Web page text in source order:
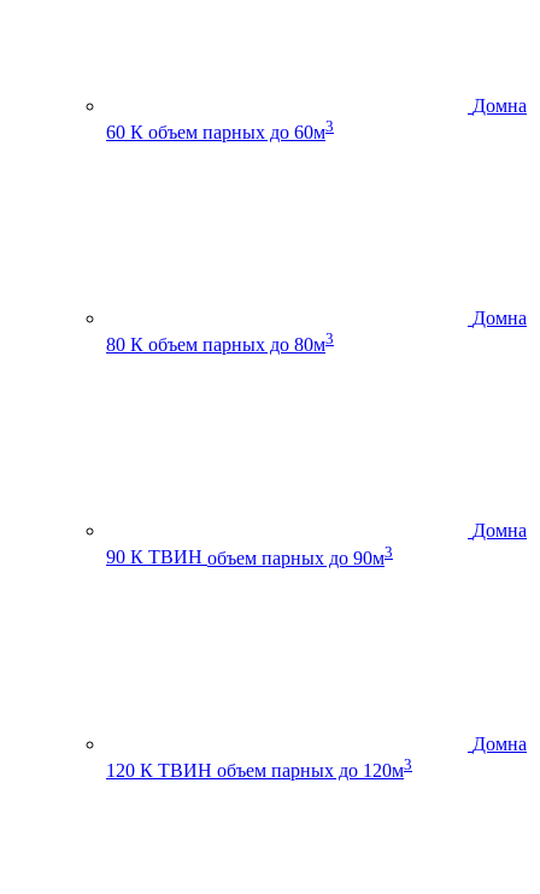
Домна
60 К объем парных до 60м3
Домна
80 К объем парных до 80м3
Домна
90 К ТВИН объем парных до 90м3
Домна
120 К ТВИН объем парных до 120м3